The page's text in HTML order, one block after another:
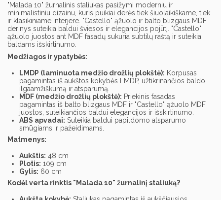
"Malada 10" žurnalinis staliukas pasižymi moderniu ir
minimalistiniu dizainu, kuris puikiai derės tiek šiuolaikiškame, tiek
ir klasikiniame interjere. "Castello" ąžuolo ir balto blizgaus MDF
derinys suteikia baldui šviesos ir elegancijos pojūtį. "Castello"
ąžuolo juostos ant MDF fasadų sukuria subtilų raštą ir suteikia
baldams išskirtinumo.
Medžiagos ir ypatybės:
LMDP (laminuota medžio drožlių plokštė): Korpusas
pagamintas iš aukštos kokybės LMDP, užtikrinančios baldo
ilgaamžiškumą ir atsparumą.
MDF (medžio drožlių plokštė): Priekinis fasadas
pagamintas iš balto blizgaus MDF ir "Castello" ąžuolo MDF
juostos, suteikiančios baldui elegancijos ir išskirtinumo.
ABS apvadai: Suteikia baldui papildomo atsparumo
smūgiams ir pažeidimams.
Matmenys:
Aukštis: 48 cm
Plotis: 109 cm
Gylis: 60 cm
Kodėl verta rinktis "Malada 10" žurnalinį staliuką?